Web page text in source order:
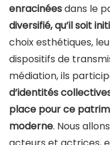
enracinéesdans le
diversifié, qu’il soit
choix esthétiques,
dispositifs de
médiation, ils
d’identités
place pour ce
moderne. Nous